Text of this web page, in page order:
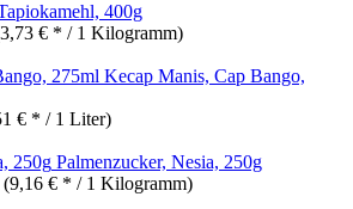
400g
€ * / 1 Kilogramm)
Kecap Manis, Cap Bango,
€ * / 1 Liter)
Palmenzucker, Nesia, 250g
(9,16 € * / 1 Kilogramm)